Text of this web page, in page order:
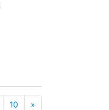
10 »